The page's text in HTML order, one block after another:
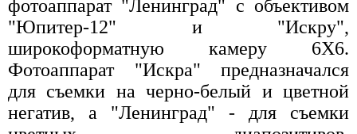
фотоаппарат "Ленинград" с объективом
"Юпитер-12" и "Искру",
широкоформатную камеру 6X6.
Фотоаппарат "Искра" предназначался
для съемки на черно-белый и цветной
негатив, а "Ленинград" - для съемки